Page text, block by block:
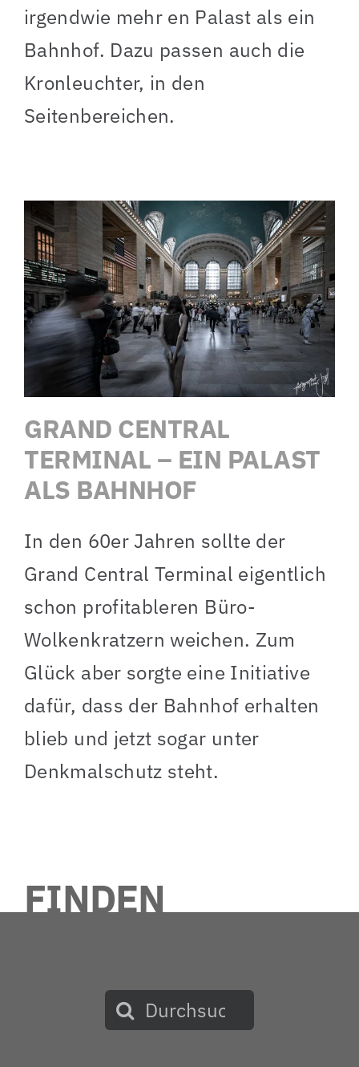
irgendwie mehr en Palast als ein
Bahnhof. Dazu passen auch die
Kronleuchter, in den
Seitenbereichen.
GRAND CENTRAL
TERMINAL – EIN PALAST
ALS BAHNHOF
In den 60er Jahren sollte der
Grand Central Terminal eigentlich
schon profitableren Büro-
Wolkenkratzern weichen. Zum
Glück aber sorgte eine Initiative
dafür, dass der Bahnhof erhalten
blieb und jetzt sogar unter
Denkmalschutz steht.
FINDEN
Suche
nach: